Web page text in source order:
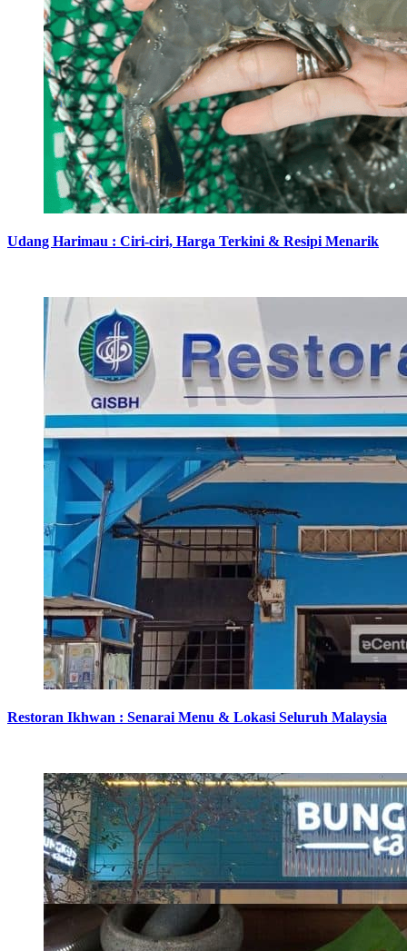
Udang Harimau : Ciri-ciri, Harga Terkini & Resipi Menarik
Restoran Ikhwan : Senarai Menu & Lokasi Seluruh Malaysia